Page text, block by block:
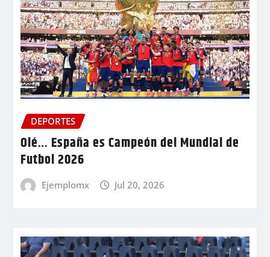
DEPORTES
Olé… España es Campeón del Mundial de
Futbol 2026
Ejemplomx Jul 20, 2026